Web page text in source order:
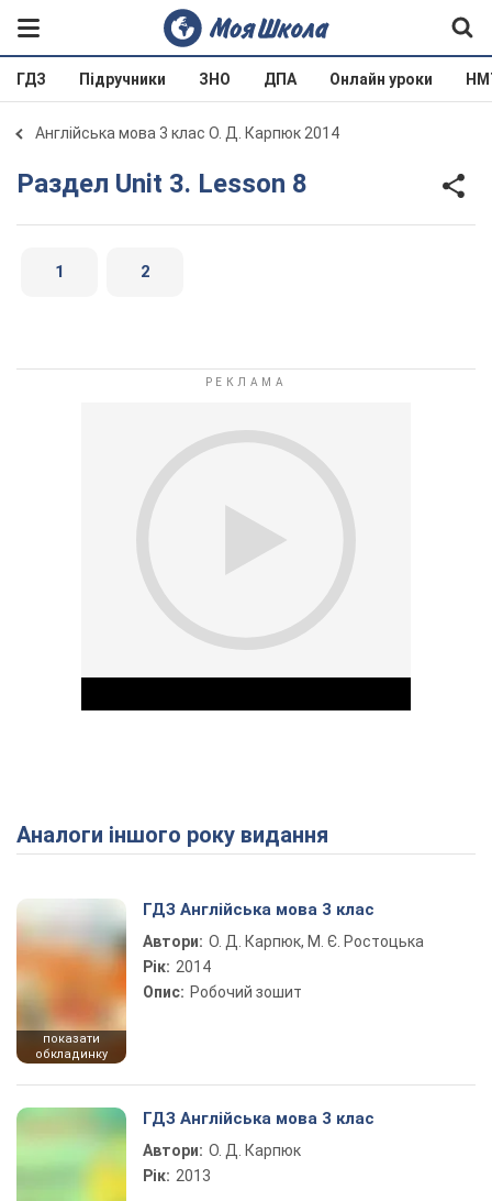
ГДЗ Підручники ЗНО ДПА Онлайн уроки
Англійська мова 3 клас О. Д. Карпюк 2014
Раздел Unit 3. Lesson 8
1 2
Play Video
Аналоги іншого року видання
показати
обкладинку
ГДЗ Англійська мова 3 клас
Автори: О. Д. Карпюк, М. Є. Ростоцька
Рік: 2014
Опис: Робочий зошит
ГДЗ Англійська мова 3 клас
Автори: О. Д. Карпюк
Рік: 2013